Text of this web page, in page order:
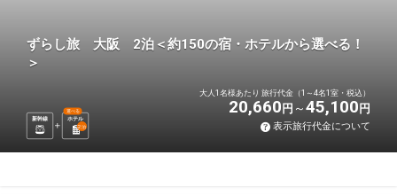
ずらし旅 大阪 2泊＜約150の宿・ホテルから選べる！
＞
新幹線 ホテル
選べる
2泊
大人1名様あたり 旅行代金（1～4名1室・税込）
20,660 円 45,100 円
表示旅行代金について